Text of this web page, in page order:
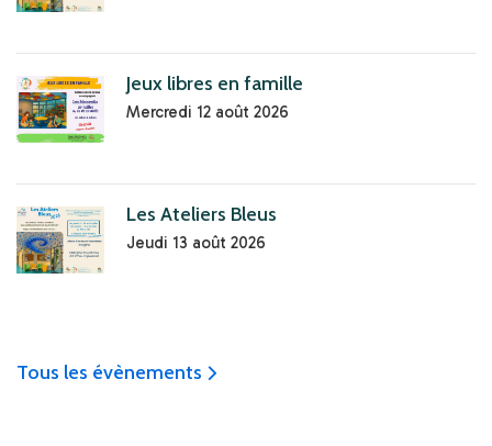
Jeux libres en famille
Mercredi 12 août 2026
Les Ateliers Bleus
Jeudi 13 août 2026
Tous les évènements icon